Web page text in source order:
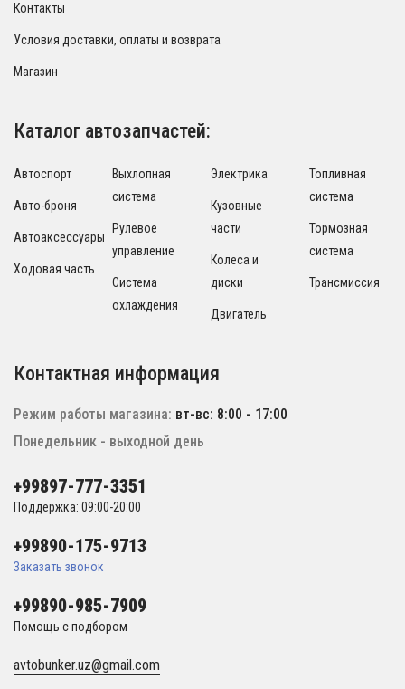
Контакты
Условия доставки, оплаты и возврата
Магазин
Каталог автозапчастей:
Автоспорт
Авто-броня
Автоаксессуары
Ходовая часть
Выхлопная
система
Рулевое
управление
Система
охлаждения
Электрика
Кузовные
части
Колеса и
диски
Двигатель
Топливная
система
Тормозная
система
Трансмиссия
Контактная информация
Режим работы магазина: вт-вс: 8:00 - 17:00
Понедельник - выходной день
+99897-777-3351
Поддержка: 09:00-20:00
+99890-175-9713
Заказать звонок
+99890-985-7909
Помощь с подбором
avtobunker.uz@gmail.com